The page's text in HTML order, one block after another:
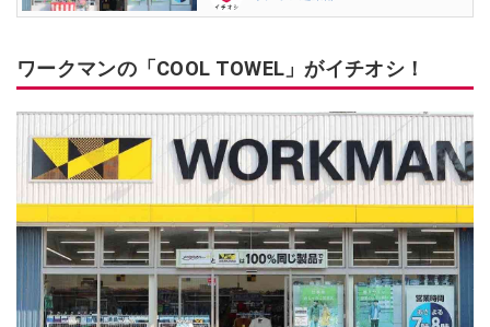
ワークマンの「COOL TOWEL」がイチオシ！